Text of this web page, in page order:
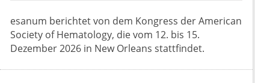
esanum berichtet von dem Kongress der American
Society of Hematology, die vom 12. bis 15.
Dezember 2026 in New Orleans stattfindet.